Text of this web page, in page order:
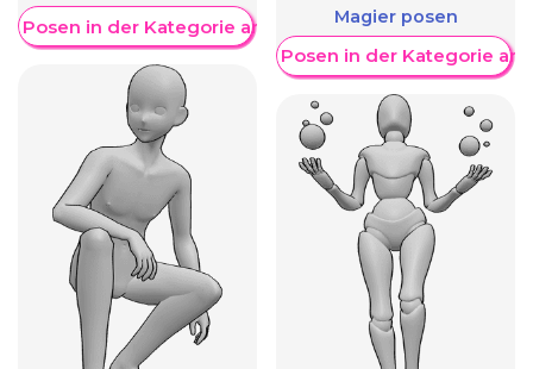
Posen in der Kategorie anzeigen Magier posen
Weitere Posen in der Kategorie